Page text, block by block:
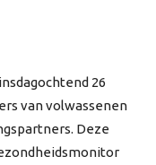
26
van volwassenen
Deze